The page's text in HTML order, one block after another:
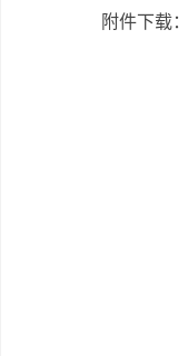
附件下载：